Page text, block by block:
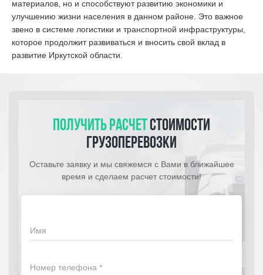
материалов, но и способствуют развитию экономики и
улучшению жизни населения в данном районе. Это важное
звено в системе логистики и транспортной инфраструктуры,
которое продолжит развиваться и вносить свой вклад в
развитие Иркутской области.
Получить расчетстоимости
грузоперевозки
Оставьте заявку и мы свяжемся с Вами в ближайшее
время и сделаем расчет стоимости!
Имя
Номер телефона *